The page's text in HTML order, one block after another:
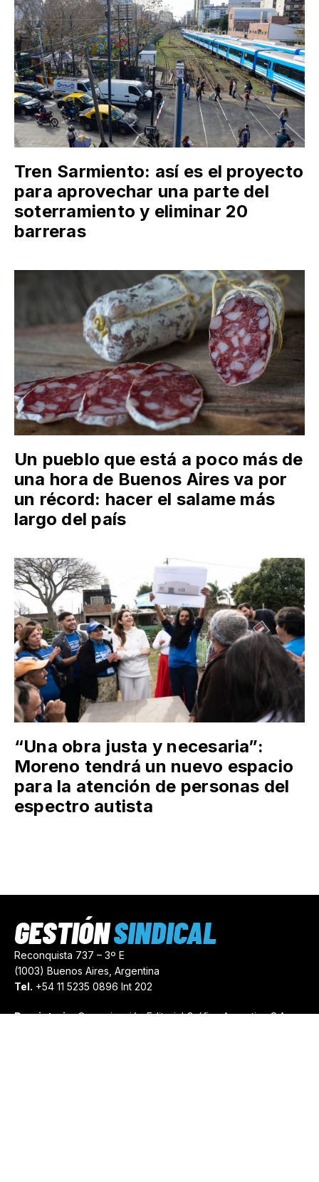
Tren Sarmiento: así es el proyecto
para aprovechar una parte del
soterramiento y eliminar 20
barreras
Un pueblo que está a poco más de
una hora de Buenos Aires va por
un récord: hacer el salame más
largo del país
“Una obra justa y necesaria”:
Moreno tendrá un nuevo espacio
para la atención de personas del
espectro autista
Reconquista 737 – 3º E
(1003) Buenos Aires, Argentina
Tel. +54 11 5235 0896 Int 202
Propietario:Comunicación Editorial Gráfica Argentina S.A.
GESTIÓNSINDICAL